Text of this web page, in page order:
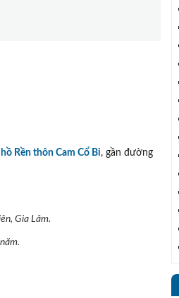
Rền thôn Cam Cổ Bi, gần đường
Gia Lâm.